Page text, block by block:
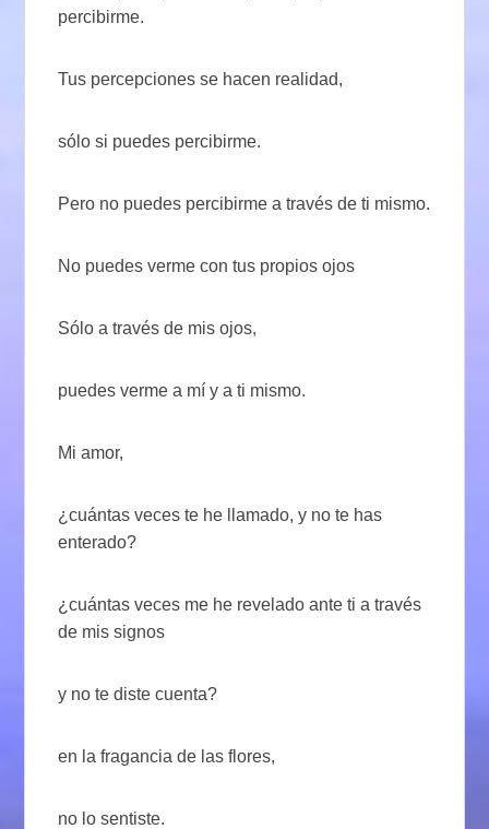
percibirme.
Tus percepciones se hacen realidad,
sólo si puedes percibirme.
Pero no puedes percibirme a través de ti mismo.
No puedes verme con tus propios ojos
Sólo a través de mis ojos,
puedes verme a mí y a ti mismo.
Mi amor,
¿cuántas veces te he llamado, y no te has
enterado?
¿cuántas veces me he revelado ante ti a través
de mis signos
y no te diste cuenta?
en la fragancia de las flores,
no lo sentiste.